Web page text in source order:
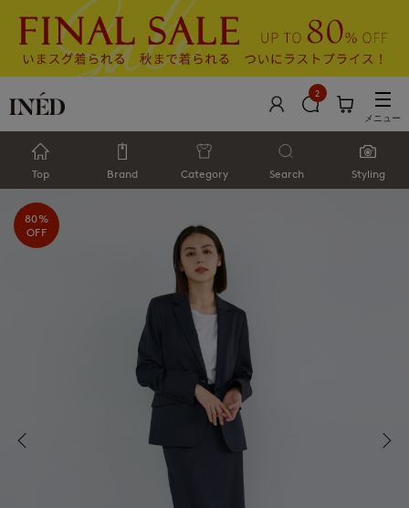
2
メニュー
Top Brand Category Search Styling
80%
OFF